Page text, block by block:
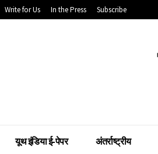
Write for Us In the Press Subscribe
यूथ इंडिया ई-पेपर अंतर्राष्ट्रीय